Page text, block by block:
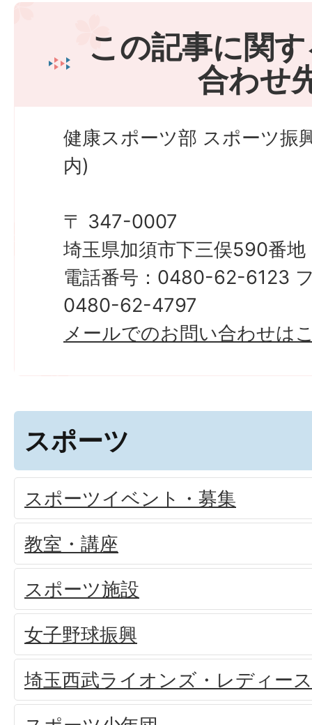
この記事に関
合わせ
健康スポーツ部 スポーツ振
内)
〒 347-0007
埼玉県加須市下三俣590番地
電話番号：0480-62-6123
0480-62-4797
メールでのお問い合わせは
スポーツ
スポーツイベント・募集
教室・講座
スポーツ施設
女子野球振興
埼玉西武ライオンズ・レディース